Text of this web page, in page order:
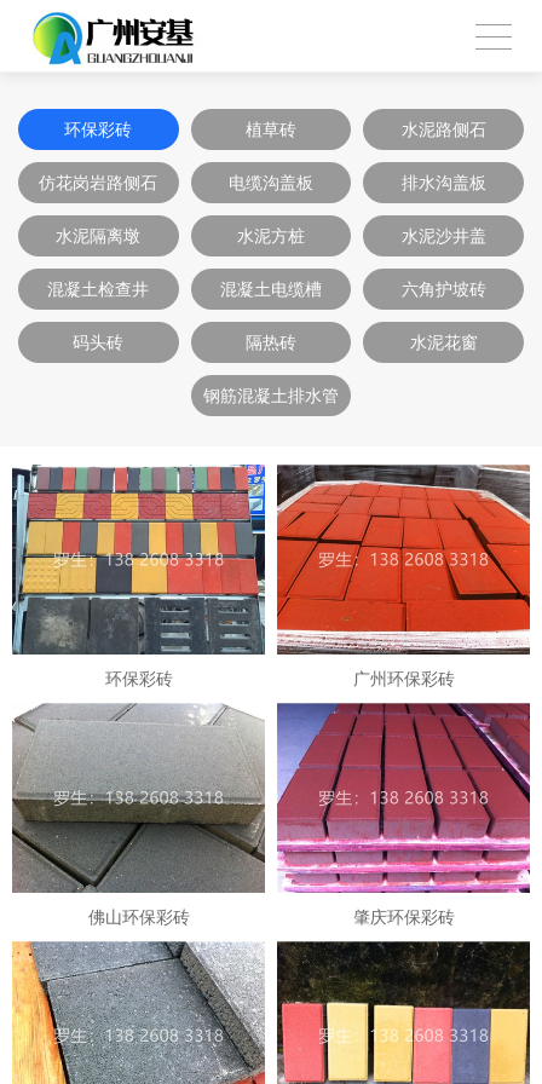
环保彩砖 植草砖 水泥路侧石
仿花岗岩路侧石 电缆沟盖板 排水沟盖板
水泥隔离墩 水泥方桩 水泥沙井盖
混凝土检查井 混凝土电缆槽 六角护坡砖
码头砖 隔热砖 水泥花窗
钢筋混凝土排水管
环保彩砖 广州环保彩砖
佛山环保彩砖 肇庆环保彩砖